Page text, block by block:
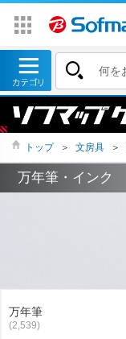
トップ ＞ 文房具 ＞
万年筆・インク
万年筆
(2,539)